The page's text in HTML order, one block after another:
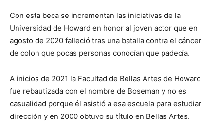
Con esta beca se incrementan las iniciativas de la
Universidad de Howard en honor al joven actor que en
agosto de 2020 falleció tras una batalla contra el cáncer
de colon que pocas personas conocían que padecía.
A inicios de 2021 la Facultad de Bellas Artes de Howard
fue rebautizada con el nombre de Boseman y no es
casualidad porque él asistió a esa escuela para estudiar
dirección y en 2000 obtuvo su título en Bellas Artes.